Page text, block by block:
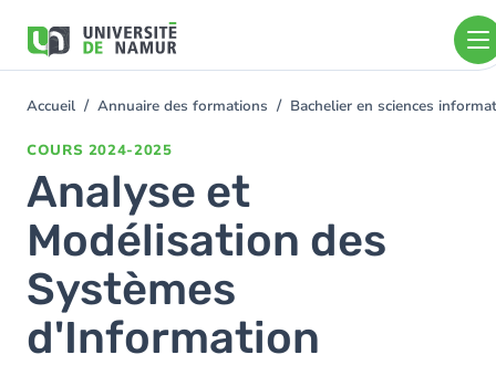
contenu
You
Accueil Annuaire des formations Bachelier en sciences
COURS 2024-2025
Analyse et
Modélisation des
Systèmes
d'Information